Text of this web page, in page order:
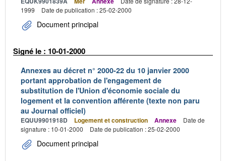
1999
Date de publication : 25-02-2000
Document principal
Signé le : 10-01-2000
Annexes au décret n° 2000-22 du 10 janvier 2000
portant approbation de l'engagement de
substitution de l'Union d'économie sociale du
logement et la convention afférente (texte non paru
au Journal officiel)
EQUU9901918D Logement et construction Annexe
Date de
signature : 10-01-2000
Date de publication : 25-02-2000
Document principal